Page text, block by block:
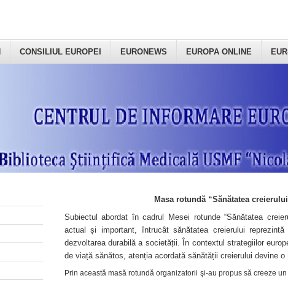
CONSILIUL EUROPEI EURONEWS EUROPA ONLINE
Masa rotundă “Sănătatea
Subiectul abordat în cadrul Mesei rotunde “Sănătatea
actual și important, întrucât sănătatea creierului
dezvoltarea durabilă a societății. În contextul strategiilor
de viață sănătos, atenția acordată sănătății creierului devine
Prin această masă rotundă organizatorii şi-au propus să creeze